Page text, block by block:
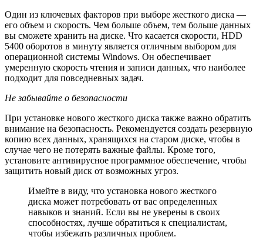
Один из ключевых факторов при выборе жесткого диска —
его объем и скорость. Чем больше объем, тем больше данных
вы сможете хранить на диске. Что касается скорости, HDD
5400 оборотов в минуту является отличным выбором для
операционной системы Windows. Он обеспечивает
умеренную скорость чтения и записи данных, что наиболее
подходит для повседневных задач.
Не забывайте о безопасности
При установке нового жесткого диска также важно обратить
внимание на безопасность. Рекомендуется создать резервную
копию всех данных, хранящихся на старом диске, чтобы в
случае чего не потерять важные файлы. Кроме того,
установите антивирусное программное обеспечение, чтобы
защитить новый диск от возможных угроз.
Имейте в виду, что установка нового жесткого
диска может потребовать от вас определенных
навыков и знаний. Если вы не уверены в своих
способностях, лучше обратиться к специалистам,
чтобы избежать различных проблем.